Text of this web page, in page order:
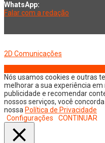
WhatsApp:
Falar com a redação
2D Comunicações
Nós usamos cookies e outras
melhorar a sua experiência
publicidade e recomendar
nossos serviços, você
nossa Política de Privacidade
Configurações
CONTINUAR